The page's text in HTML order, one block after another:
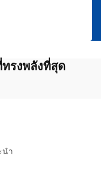
รงพลังที่สุด
ำ